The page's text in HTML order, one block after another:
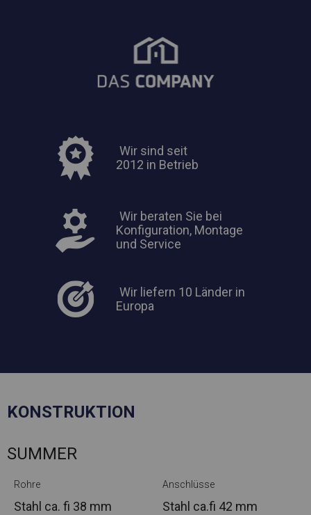
Wir sind seit
2012 in Betrieb
Wir beraten Sie bei
Konfiguration, Montage
und Service
Wir liefern 10 Länder in
Europa
KONSTRUKTION
SUMMER
Rohre
Stahl ca. fi 38 mm
Anschlüsse
Stahl ca.fi 42 mm